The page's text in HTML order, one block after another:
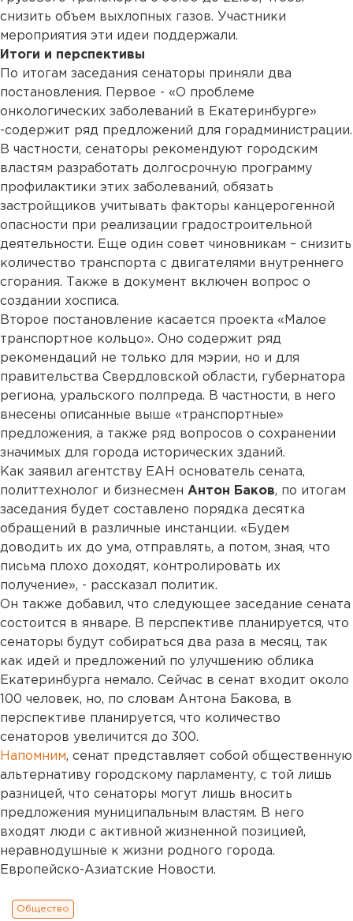
снизить объем выхлопных газов. Участники
мероприятия эти идеи поддержали.
Итоги и перспективы
По итогам заседания сенаторы приняли два
постановления. Первое - «О проблеме
онкологических заболеваний в Екатеринбурге»
-содержит ряд предложений для горадминистрации.
В частности, сенаторы рекомендуют городским
властям разработать долгосрочную программу
профилактики этих заболеваний, обязать
застройщиков учитывать факторы канцерогенной
опасности при реализации градостроительной
деятельности. Еще один совет чиновникам – снизить
количество транспорта с двигателями внутреннего
сгорания. Также в документ включен вопрос о
создании хосписа.
Второе постановление касается проекта «Малое
транспортное кольцо». Оно содержит ряд
рекомендаций не только для мэрии, но и для
правительства Свердловской области, губернатора
региона, уральского полпреда. В частности, в него
внесены описанные выше «транспортные»
предложения, а также ряд вопросов о сохранении
значимых для города исторических зданий.
Как заявил агентству ЕАН основатель сената,
политтехнолог и бизнесмен Антон Баков, по итогам
заседания будет составлено порядка десятка
обращений в различные инстанции. «Будем
доводить их до ума, отправлять, а потом, зная, что
письма плохо доходят, контролировать их
получение», - рассказал политик.
Он также добавил, что следующее заседание сената
состоится в январе. В перспективе планируется, что
сенаторы будут собираться два раза в месяц, так
как идей и предложений по улучшению облика
Екатеринбурга немало. Сейчас в сенат входит около
100 человек, но, по словам Антона Бакова, в
перспективе планируется, что количество
сенаторов увеличится до 300.
Напомним, сенат представляет собой общественную
альтернативу городскому парламенту, с той лишь
разницей, что сенаторы могут лишь вносить
предложения муниципальным властям. В него
входят люди с активной жизненной позицией,
неравнодушные к жизни родного города.
Европейско-Азиатские Новости.
Общество